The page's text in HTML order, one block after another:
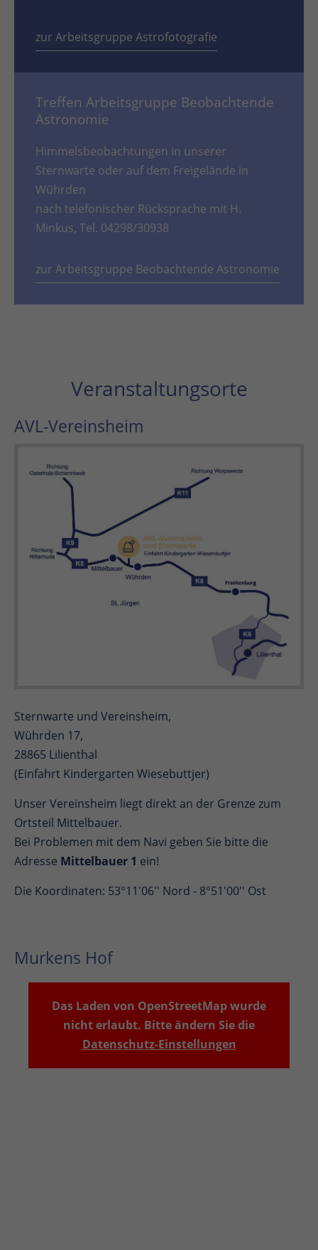
zur Arbeitsgruppe Astrofotografie
Treffen Arbeitsgruppe Beobachtende
Astronomie
Himmelsbeobachtungen in unserer
Sternwarte oder auf dem Freigelände in
Wührden
nach telefonischer Rücksprache mit H.
Minkus, Tel. 04298/30938
zur Arbeitsgruppe Beobachtende Astronomie
Veranstaltungsorte
AVL-Vereinsheim
Sternwarte und Vereinsheim,
Wührden 17,
28865 Lilienthal
(Einfahrt Kindergarten Wiesebuttjer)
Unser Vereinsheim liegt direkt an der Grenze zum
Ortsteil Mittelbauer.
Bei Problemen mit dem Navi geben Sie bitte die
Adresse Mittelbauer 1 ein!
Die Koordinaten: 53°11'06'' Nord - 8°51'00'' Ost
Murkens Hof
Das Laden von OpenStreetMap wurde
nicht erlaubt. Bitte ändern Sie die
Datenschutz-Einstellungen